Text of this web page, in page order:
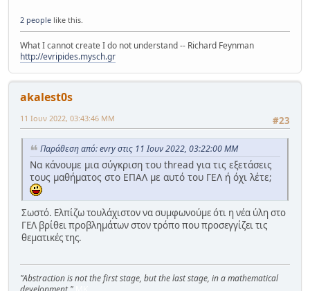
2 people like this.
What I cannot create I do not understand -- Richard Feynman
http://evripides.mysch.gr
akalest0s
#23
11 Ιουν 2022, 03:43:46 ΜΜ
Παράθεση από: evry στις 11 Ιουν 2022, 03:22:00 ΜΜ
Να κάνουμε μια σύγκριση του thread για τις εξετάσεις
τους μαθήματος στο ΕΠΑΛ με αυτό του ΓΕΛ ή όχι λέτε;
Σωστό. Ελπίζω τουλάχιστον να συμφωνούμε ότι η νέα ύλη στο
ΓΕΛ βρίθει προβλημάτων στον τρόπο που προσεγγίζει τις
θεματικές της.
"Abstraction is not the first stage, but the last stage, in a mathematical